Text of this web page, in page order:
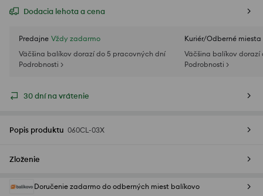
Dodacia lehota a cena
Predajne Vždy zadarmo
Väčšina balíkov dorazí do 5 pracovných dní
Podrobnosti >
Kuriér/Odberné miesta
Väčšina balíkov
Podrobnosti >
30 dní na vrátenie
Popis produktu 060CL-03X
Zloženie
Doručenie zadarmo do odberných miest balíkovo